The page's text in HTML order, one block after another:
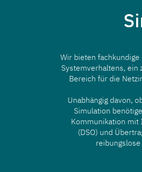
Wir bieten
Systemverhaltens, ein
Bereich für die
Unabhängig davon,
Simulation
Kommunikation
(DSO) und